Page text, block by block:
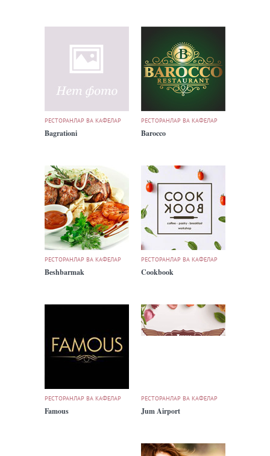
РЕСТОРАНЛАР ВА КАФЕЛАР
Bagrationi
РЕСТОРАНЛАР ВА КАФЕЛАР
Barocco
РЕСТОРАНЛАР ВА КАФЕЛАР
Beshbarmak
РЕСТОРАНЛАР ВА КАФЕЛАР
Cookbook
РЕСТОРАНЛАР ВА КАФЕЛАР
Famous
РЕСТОРАНЛАР ВА КАФЕЛАР
Jum Airport